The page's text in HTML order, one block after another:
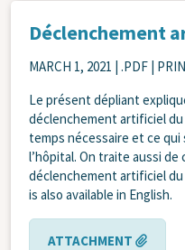
Déclenchement
MARCH 1, 2021 | .PDF |
Le présent dépliant
déclenchement artificiel
temps nécessaire et ce qui
l’hôpital. On traite aussi de
déclenchement artificiel
is also available in English.
ATTACHMENT